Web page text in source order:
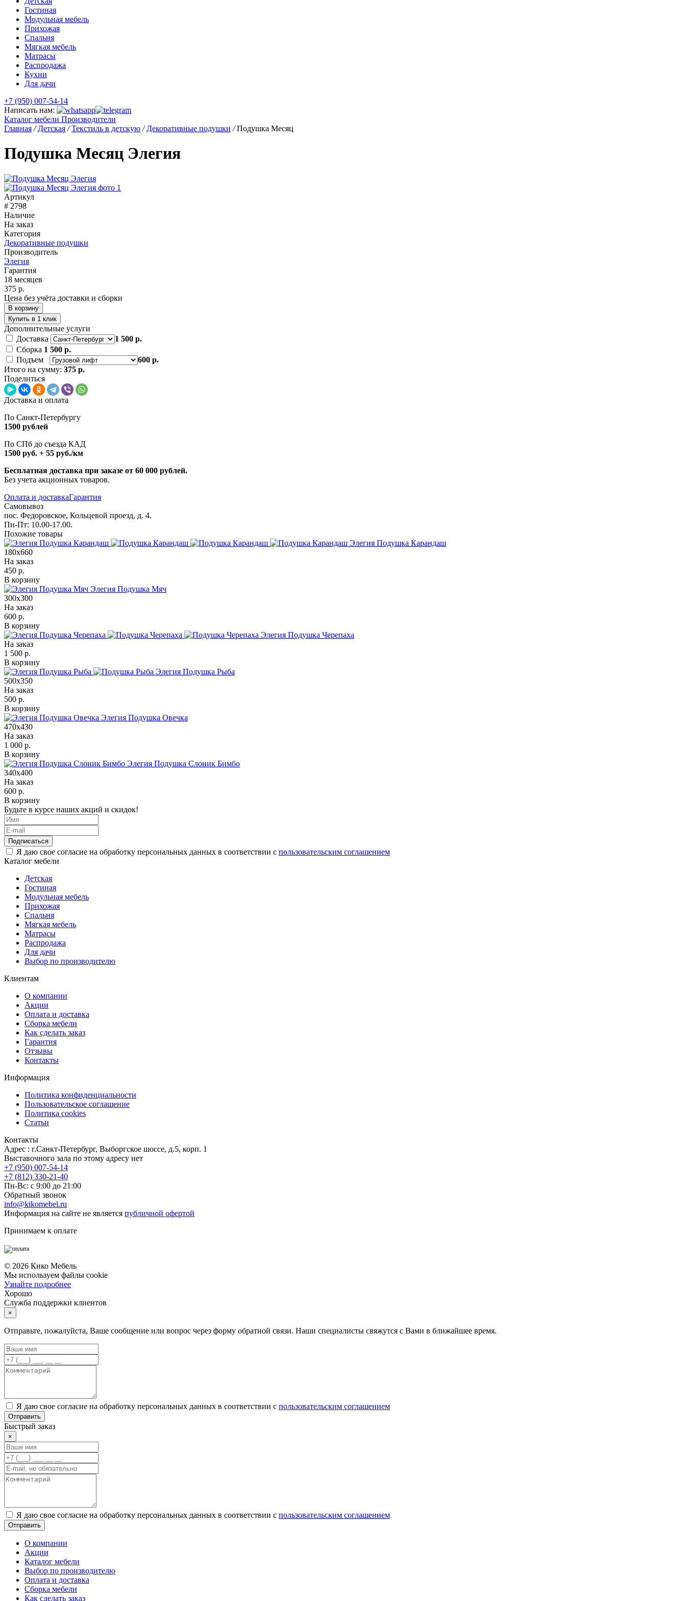
Гостиная
Модульная мебель
Прихожая
Спальня
Мягкая мебель
Матрасы
Распродажа
Кухни
Для дачи
+7 (950) 007-54-14
Написать нам:
Каталог мебели Производители
Главная / Детская / Текстиль в детскую / Декоративные подушки / Подушка Месяц
Подушка Месяц Элегия
Артикул
# 2798
Наличие
На заказ
Категория
Декоративные подушки
Производитель
Элегия
Гарантия
18 месяцев
375 р.
Цена без учёта доставки и сборки
В корзину
Купить в 1 клик
Дополнительные услуги
Доставка
1 500 р.
Сборка 1 500 р.
Подъем
600 р.
Итого на сумму: 375 р.
Поделиться
Доставка и оплата
По Санкт-Петербургу
1500 рублей
По СПб до съезда КАД
1500 руб. + 55 руб./км
Бесплатная доставка при заказе от 60 000 рублей.
Без учета акционных товаров.
Оплата и доставкаГарантия
Самовывоз
пос. Федоровское, Кольцевой проезд, д. 4.
Пн-Пт: 10.00-17.00.
Похожие товары
Элегия Подушка Карандаш
180х660
На заказ
450 р.
В корзину
Элегия Подушка Мяч
300х300
На заказ
600 р.
В корзину
Элегия Подушка Черепаха
На заказ
1 500 р.
В корзину
Элегия Подушка Рыба
500х350
На заказ
500 р.
В корзину
Элегия Подушка Овечка
470х430
На заказ
1 000 р.
В корзину
Элегия Подушка Слоник Бимбо
340х400
На заказ
600 р.
В корзину
Будьте в курсе наших акций и скидок!
Подписаться
Я даю свое согласие на обработку персональных данных в соответствии с пользовательским соглашением
Каталог мебели
Детская
Гостиная
Модульная мебель
Прихожая
Спальня
Мягкая мебель
Матрасы
Распродажа
Для дачи
Выбор по производителю
Клиентам
О компании
Акции
Оплата и доставка
Сборка мебели
Как сделать заказ
Гарантия
Отзывы
Контакты
Информация
Политика конфиденциальности
Пользовательское соглашение
Политика cookies
Статьи
Контакты
Адрес : г.Санкт-Петербург, Выборгское шоссе, д.5, корп. 1
Выставочного зала по этому адресу нет
+7 (950) 007-54-14
+7 (812) 330-21-40
Пн-Вс: с 9:00 до 21:00
Обратный звонок
info@kikomebel.ru
Информация на сайте не является публичной офертой
Принимаем к оплате
© 2026 Кико Мебель
Мы используем файлы cookie
Узнайте подробнее
Хорошо
Служба поддержки клиентов
×
Отправьте, пожалуйста, Ваше сообщение или вопрос через форму обратной связи. Наши специалисты свяжутся с Вами в ближайшее время.
Я даю свое согласие на обработку персональных данных в соответствии с пользовательским соглашением
Отправить
Быстрый заказ
×
Я даю свое согласие на обработку персональных данных в соответствии с пользовательским соглашением
Отправить
О компании
Акции
Каталог мебели
Выбор по производителю
Оплата и доставка
Сборка мебели
Как сделать заказ